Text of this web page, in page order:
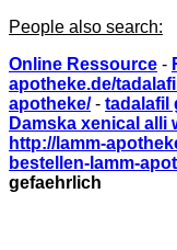
People also search:
Online Ressource -
apotheke.de/
apotheke/- tadalafil
Damska xenical alli
http://lamm-
bestellen-lamm-
gefaehrlich